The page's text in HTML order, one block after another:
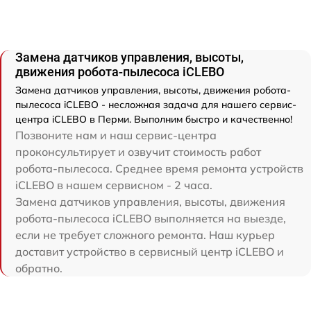
Замена датчиков управления, высоты,
движения робота-пылесоса iCLEBO
Замена датчиков управления, высоты, движения робота-
пылесоса iCLEBO - несложная задача для нашего сервис-
центра iCLEBO в Перми. Выполним быстро и качественно!
Позвоните нам и наш сервис-центра
проконсультирует и озвучит стоимость работ
робота-пылесоса. Среднее время ремонта устройств
iCLEBO в нашем сервисном - 2 часа.
Замена датчиков управления, высоты, движения
робота-пылесоса iCLEBO выполняется на выезде,
если не требует сложного ремонта. Наш курьер
доставит устройство в сервисный центр iCLEBO и
обратно.